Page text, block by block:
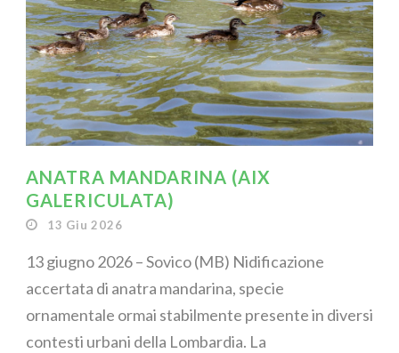
ANATRA MANDARINA (AIX
GALERICULATA)
13 Giu 2026
13 giugno 2026 – Sovico (MB) Nidificazione
accertata di anatra mandarina, specie
ornamentale ormai stabilmente presente in diversi
contesti urbani della Lombardia. La